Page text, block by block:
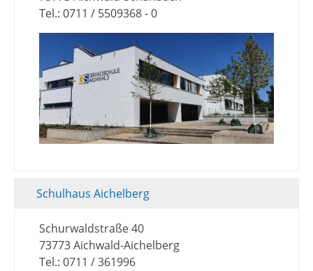
Tel.: 0711 / 5509368 - 0
Schulhaus Aichelberg
Schurwaldstraße 40
73773 Aichwald-Aichelberg
Tel.: 0711 / 361996